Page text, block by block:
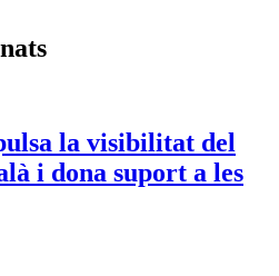
la visibilitat del
i dona suport a les